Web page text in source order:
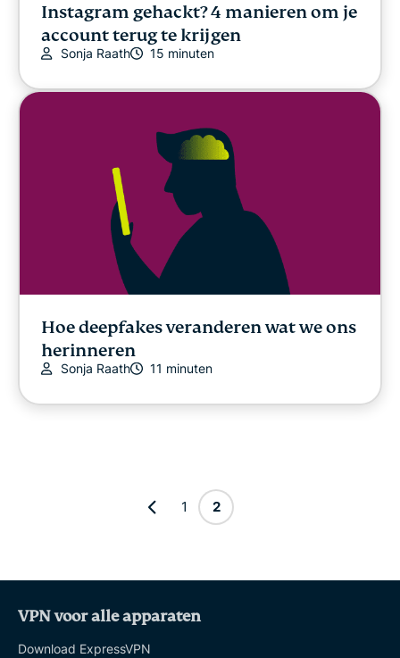
Instagram gehackt? 4 manieren om je
account terug te krijgen
Sonja Raath 15 minuten
Hoe deepfakes veranderen wat we ons
herinneren
Sonja Raath 11 minuten
1 2
VPN voor alle apparaten
Download ExpressVPN